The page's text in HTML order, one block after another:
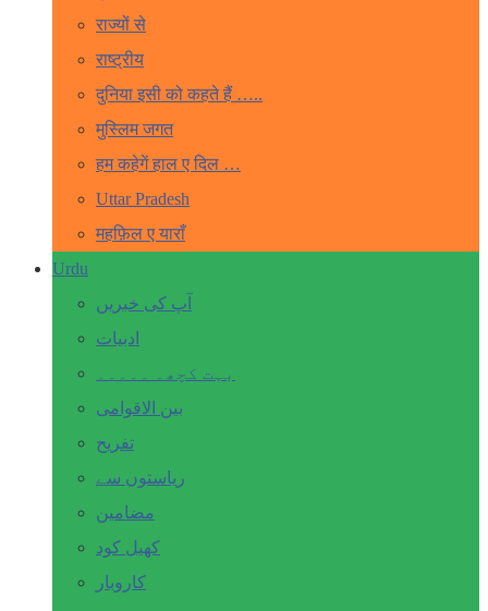
राज्यों से
राष्ट्रीय
दुनिया इसी को कहते हैं …..
मुस्लिम जगत
हम कहेगें हाल ए दिल …
Uttar Pradesh
महफ़िल ए याराँ
Urdu
آپ کی خبریں
ادبیات
بہت کچھ۔ ۔۔۔۔۔
بین الاقوامی
تفریح
ریاستوں سے
مضامین
کھیل کود
کاروبار